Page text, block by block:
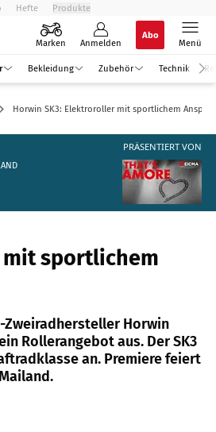
Hefte Produkte
Marken Anmelden
Abo
Menü
Bekleidung Zubehör Technik
Horwin SK3: Elektroroller mit sportlichem
PRÄSENTIERT VON
sportlichem
Zweiradhersteller Horwin
Rollerangebot aus. Der SK3
an. Premiere feiert